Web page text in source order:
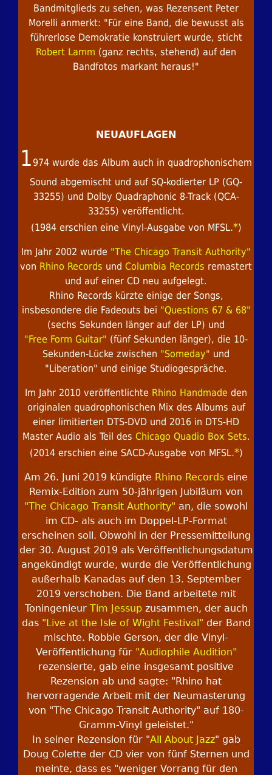
Bandmitglieds zu sehen, was Rezensent Peter
Morelli anmerkt: "Für eine Band, die bewusst als
führerlose Demokratie konstruiert wurde, sticht
Robert Lamm (ganz rechts, stehend) auf den
Bandfotos markant heraus!"
NEUAUFLAGEN
1 974 wurde das Album auch in quadrophonischem
Sound abgemischt und auf SQ-kodierter LP (GQ-
33255) und Dolby Quadraphonic 8-Track (QCA-
33255) veröffentlicht.
(1984 erschien eine Vinyl-Ausgabe von MFSL.*)
Im Jahr 2002 wurde "The Chicago Transit Authority"
von Rhino Records und Columbia Records remastert
und auf einer CD neu aufgelegt.
Rhino Records kürzte einige der Songs,
insbesondere die Fadeouts bei "Questions 67 & 68"
(sechs Sekunden länger auf der LP) und
"Free Form Guitar" (fünf Sekunden länger), die 10-
Sekunden-Lücke zwischen "Someday" und
"Liberation" und einige Studiogespräche.
Im Jahr 2010 veröffentlichte Rhino Handmade den
originalen quadrophonischen Mix des Albums auf
einer limitierten DTS-DVD und 2016 in DTS-HD
Master Audio als Teil des Chicago Quadio Box Sets.
(2014 erschien eine SACD-Ausgabe von MFSL.*)
Am 26. Juni 2019 kündigte Rhino Records eine
Remix-Edition zum 50-jährigen Jubiläum von
"The Chicago Transit Authority" an, die sowohl
im CD- als auch im Doppel-LP-Format
erscheinen soll. Obwohl in der Pressemitteilung
der 30. August 2019 als Veröffentlichungsdatum
angekündigt wurde, wurde die Veröffentlichung
außerhalb Kanadas auf den 13. September
2019 verschoben. Die Band arbeitete mit
Toningenieur Tim Jessupzusammen, der auch
das "Live at the Isle of Wight Festival" der Band
mischte. Robbie Gerson, der die Vinyl-
Veröffentlichung für "Audiophile Audition"
rezensierte, gab eine insgesamt positive
Rezension ab und sagte: "Rhino hat
hervorragende Arbeit mit der Neumasterung
von "The Chicago Transit Authority" auf 180-
Gramm-Vinyl geleistet."
In seiner Rezension für "All About Jazz" gab
Doug Colette der CD vier von fünf Sternen und
meinte, dass es "weniger Vorrang für den